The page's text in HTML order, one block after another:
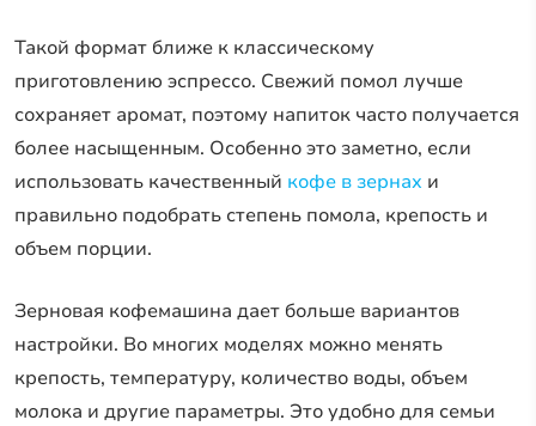
Такой формат ближе к классическому
приготовлению эспрессо. Свежий помол лучше
сохраняет аромат, поэтому напиток часто получается
более насыщенным. Особенно это заметно, если
использовать качественный кофе в зернах и
правильно подобрать степень помола, крепость и
объем порции.
Зерновая кофемашина дает больше вариантов
настройки. Во многих моделях можно менять
крепость, температуру, количество воды, объем
молока и другие параметры. Это удобно для семьи